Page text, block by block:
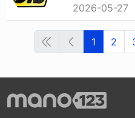
2026-05-27
1 2